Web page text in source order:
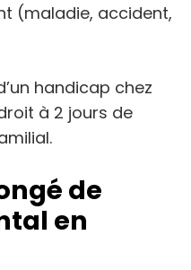
(maladie, accident,
handicap chez
à 2 jours de
de
en